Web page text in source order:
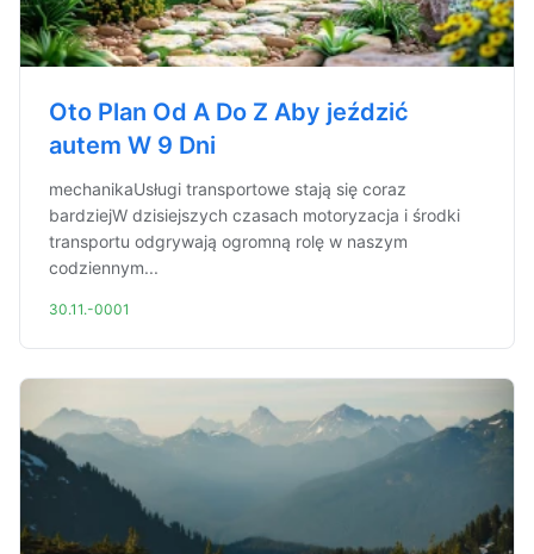
Oto Plan Od A Do Z Aby jeździć
autem W 9 Dni
mechanikaUsługi transportowe stają się coraz
bardziejW dzisiejszych czasach motoryzacja i środki
transportu odgrywają ogromną rolę w naszym
codziennym...
30.11.-0001